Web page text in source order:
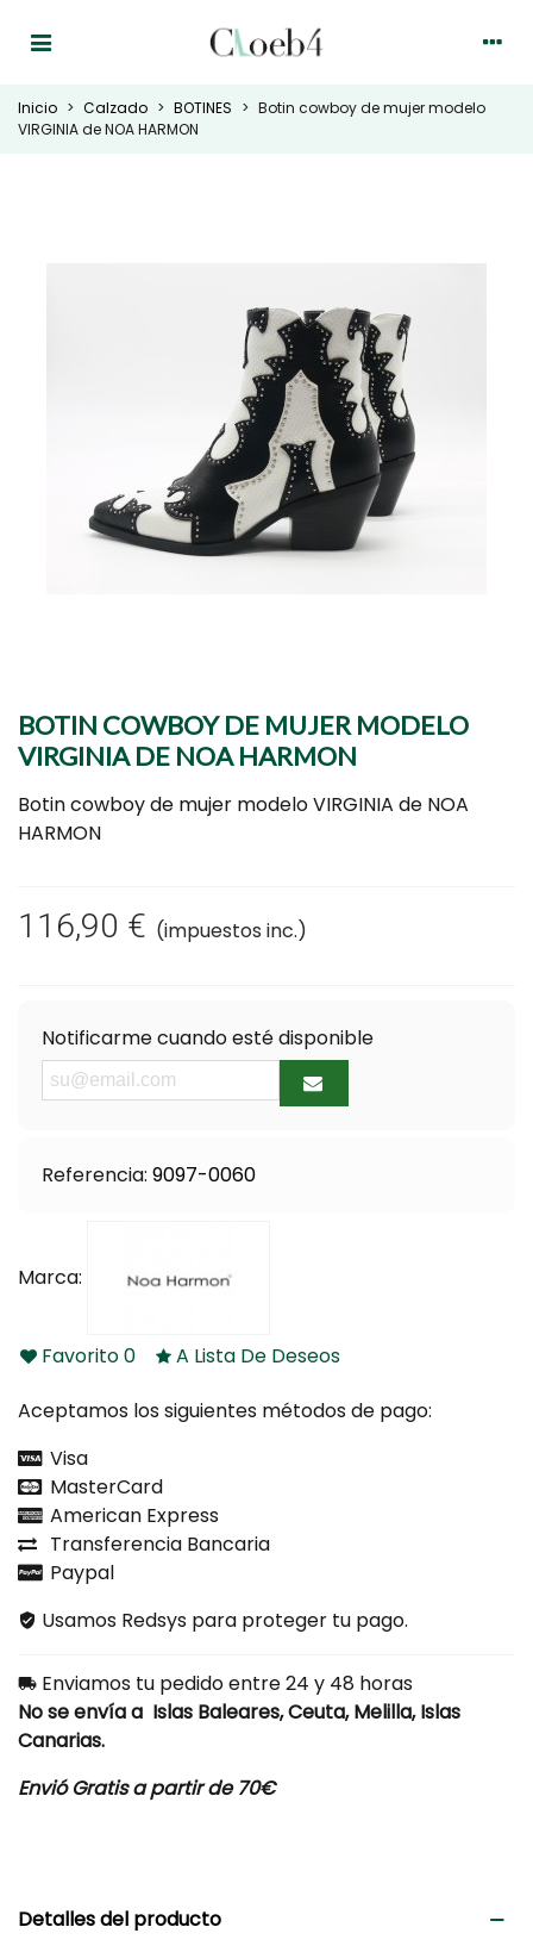
Inicio > Calzado > BOTINES > Botin cowboy de mujer modelo
VIRGINIA de NOA HARMON
BOTIN COWBOY DE MUJER MODELO
VIRGINIA DE NOA HARMON
Botin cowboy de mujer modelo VIRGINIA de NOA
HARMON
116,90 € (impuestos inc.)
Notificarme cuando esté disponible
Referencia: 9097-0060
Marca:
Favorito0
A Lista De Deseos
Aceptamos los siguientes métodos de pago:
Visa
MasterCard
American Express
Transferencia Bancaria
Paypal
Usamos Redsys para proteger tu pago.
Enviamos tu pedido entre 24 y 48 horas
No se envía a Islas Baleares, Ceuta, Melilla, Islas
Canarias.
Envió Gratis a partir de 70€
Detalles del producto